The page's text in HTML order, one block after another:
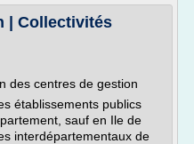
| Collectivités
des centres de gestion
établissements publics
sauf en Ile de
interdépartementaux de